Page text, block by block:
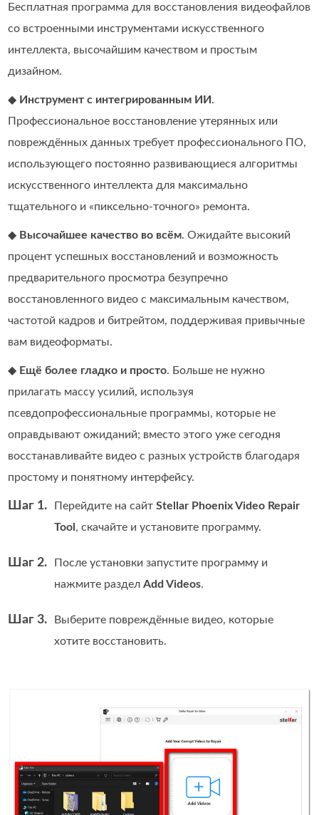
Бесплатная программа для восстановления видеофайлов
со встроенными инструментами искусственного
интеллекта, высочайшим качеством и простым
дизайном.
◆ Инструмент с интегрированным ИИ .
Профессиональное восстановление утерянных или
повреждённых данных требует профессионального ПО,
использующего постоянно развивающиеся алгоритмы
искусственного интеллекта для максимально
тщательного и «пиксельно-точного» ремонта.
◆ Высочайшее качество во всём. Ожидайте высокий
процент успешных восстановлений и возможность
предварительного просмотра безупречно
восстановленного видео с максимальным качеством,
частотой кадров и битрейтом, поддерживая привычные
вам видеоформаты.
◆ Ещё более гладко и просто. Больше не нужно
прилагать массу усилий, используя
псевдопрофессиональные программы, которые не
оправдывают ожиданий; вместо этого уже сегодня
восстанавливайте видео с разных устройств благодаря
простому и понятному интерфейсу.
Шаг 1. Перейдите на сайтStellar Phoenix Video Repair
Tool , скачайте и установите программу.
Шаг 2.
После установки запустите программу и
нажмите разделAdd Videos.
Шаг 3.
Выберите повреждённые видео, которые
хотите восстановить.